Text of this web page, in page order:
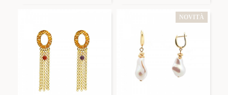
NOVITÀ